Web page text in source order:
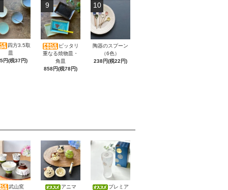
四方3.5取
皿
円(税37円)
9
ピッタリ
重なる焼物皿・
角皿
858円(税78円)
10
陶器のスプーン
（6色）
238円(税22円)
武山窯
アニマ
プレミア